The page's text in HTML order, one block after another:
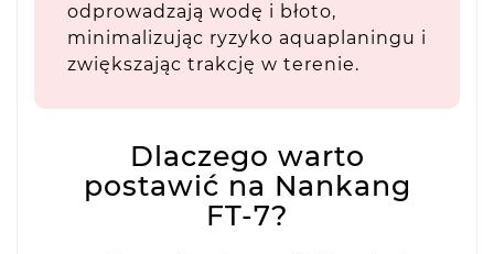
odprowadzają wodę i błoto,
minimalizując ryzyko aquaplaningu i
zwiększając trakcję w terenie.
Dlaczego warto
postawić na Nankang
FT-7?